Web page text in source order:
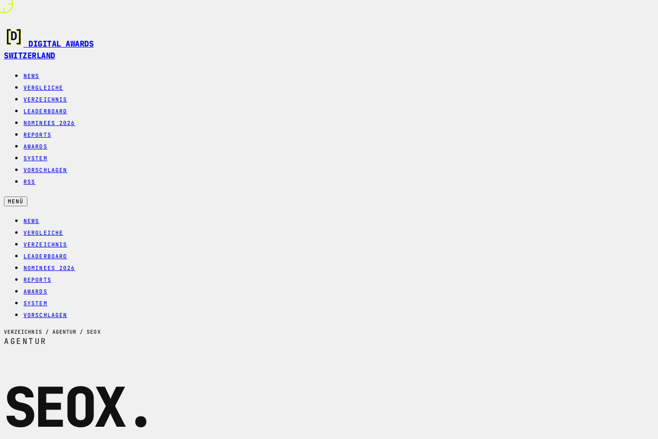
DIGITAL AWARDS
SWITZERLAND
NEWS
VERGLEICHE
VERZEICHNIS
LEADERBOARD
NOMINEES 2026
REPORTS
AWARDS
SYSTEM
VORSCHLAGEN
RSS
MENÜ
NEWS
VERGLEICHE
VERZEICHNIS
LEADERBOARD
NOMINEES 2026
REPORTS
AWARDS
SYSTEM
VORSCHLAGEN
VERZEICHNIS / AGENTUR / SEOX
AGENTUR
SEOX.